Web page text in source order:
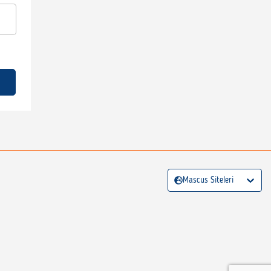
Mascus Siteleri